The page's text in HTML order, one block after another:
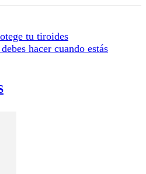
tu tiroides
hacer cuando estás